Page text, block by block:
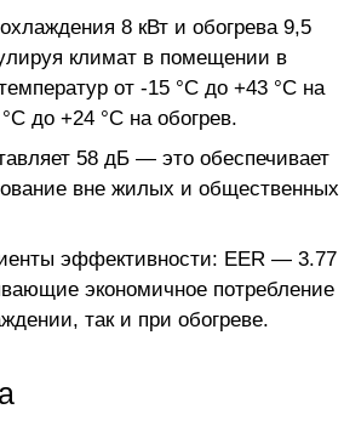
8 кВт и обогрева 9,5
климат в помещении в
от -15 °C до +43 °C на
до +24 °C на обогрев.
58 дБ — это обеспечивает
вне жилых и общественных
эффективности: EER — 3.77
экономичное потребление
так и при обогреве.